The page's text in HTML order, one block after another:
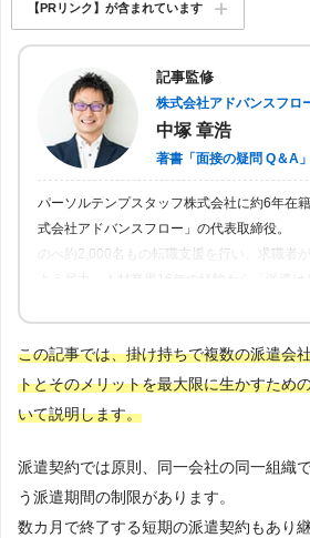
【PRリンク】が含まれています
記事監修
株式会社アドバンスフロ
中塚 章浩
著書「面接の疑問 Q＆A」
パーソルテンプスタッフ株式会社に約6年在
式会社アドバンスフロー」の代表取締役。
のべ約2,000名もの転職支援を行い、求職者
この記事では、掛け持ちで複数の派遣会
トとそのメリットを最大限に生かすため
いて説明します。
派遣契約では原則、同一会社の同一組織
う派遣期間の制限があります。
数カ月で終了する短期の派遣契約もあり